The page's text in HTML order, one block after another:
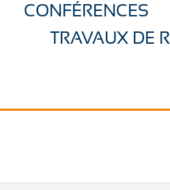
CONFÉRENCES
TRAVAUX DE